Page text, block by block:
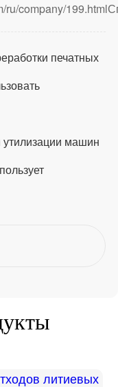
ru/company/199.html
печатных
машин